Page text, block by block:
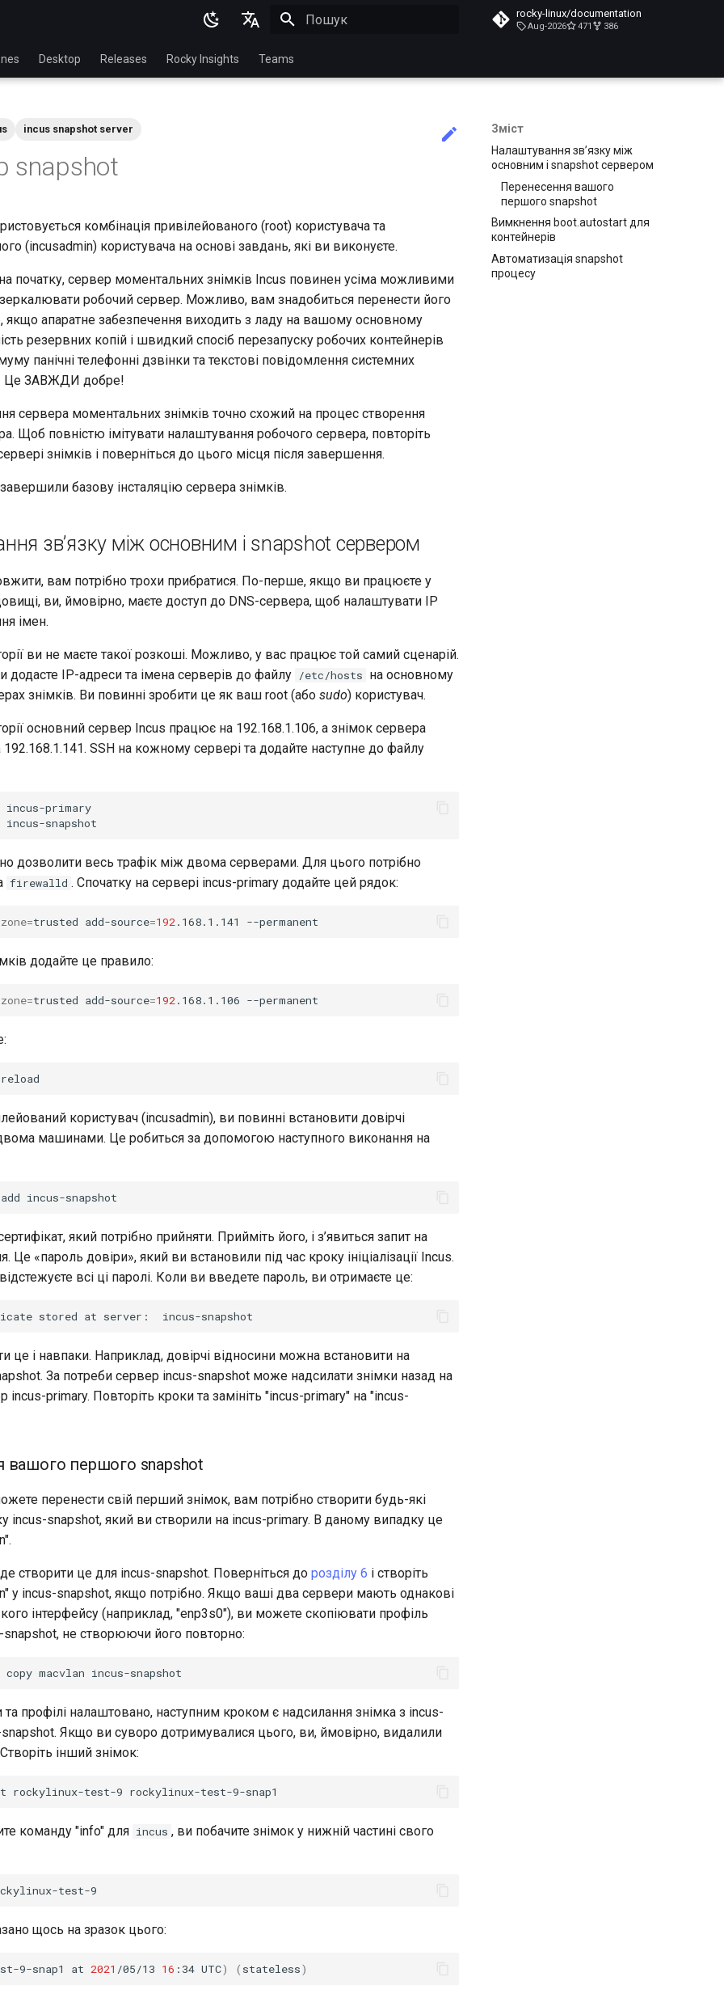
English
日本語
rocky-linux/documentation
Aug-2026 471 386
Desktop Releases Rocky Insights Teams
Зміст
Налаштування зв’язку між
основним і snapshot сервером
Перенесення вашого
першого snapshot
Вимкнення boot.autostart для
контейнерів
Автоматизація snapshot
процесу
incus snapshot server
snapshot
комбінація привілейованого (root) користувача та
(incusadmin) користувача на основі завдань, які ви виконуєте.
початку, сервер моментальних знімків Incus повинен усіма можливими
робочий сервер. Можливо, вам знадобиться перенести його
якщо апаратне забезпечення виходить з ладу на вашому основному
резервних копій і швидкий спосіб перезапуску робочих контейнерів
панічні телефонні дзвінки та текстові повідомлення системних
Це ЗАВЖДИ добре!
сервера моментальних знімків точно схожий на процес створення
Щоб повністю імітувати налаштування робочого сервера, повторіть
знімків і поверніться до цього місця після завершення.
базову інсталяцію сервера знімків.
зв’язку між основним і snapshot сервером
вам потрібно трохи прибратися. По-перше, якщо ви працюєте у
ви, ймовірно, маєте доступ до DNS-сервера, щоб налаштувати IP
імен.
ви не маєте такої розкоші. Можливо, у вас працює той самий сценарій.
додасте IP-адреси та імена серверів до файлу /etc/hosts на основному
знімків. Ви повинні зробити це як ваш root (або sudo) користувач.
основний сервер Incus працює на 192.168.1.106, а знімок сервера
SSH на кожному сервері та додайте наступне до файлу
дозволити весь трафік між двома серверами. Для цього потрібно
firewalld . Спочатку на сервері incus-primary додайте цей рядок:
zone=trusted add-source=192 .168.1.141
додайте це правило:
zone=trusted add-source=192 .168.1.106
користувач (incusadmin), ви повинні встановити довірчі
машинами. Це робиться за допомогою наступного виконання на
add
який потрібно прийняти. Прийміть його, і з’явиться запит на
Це «пароль довіри», який ви встановили під час кроку ініціалізації Incus.
всі ці паролі. Коли ви введете пароль, ви отримаєте це:
stored at server:
це і навпаки. Наприклад, довірчі відносини можна встановити на
За потреби сервер incus-snapshot може надсилати знімки назад на
incus-primary. Повторіть кроки та замініть "incus-primary" на "incus-
вашого першого snapshot
перенести свій перший знімок, вам потрібно створити будь-які
incus-snapshot, який ви створили на incus-primary. В даному випадку це
створити це для incus-snapshot. Поверніться до розділу 6 і створіть
у incus-snapshot, якщо потрібно. Якщо ваші два сервери мають однакові
інтерфейсу (наприклад, "enp3s0"), ви можете скопіювати профіль
snapshot, не створюючи його повторно:
copy macvlan
та профілі налаштовано, наступним кроком є ​​надсилання знімка з incus-
Якщо ви суворо дотримувалися цього, ви, ймовірно, видалили
інший знімок:
rockylinux-test-9
команду "info" для incus , ви побачите знімок у нижній частині свого
щось на зразок цього:
9-snap1 at 2021 /05/13 16 :34 UTC) ( stateless)